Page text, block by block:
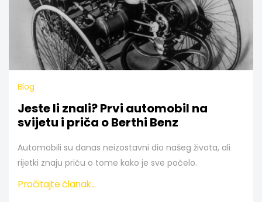
Blog
Jeste li znali? Prvi automobil na
svijetu i priča o Berthi Benz
Automobili su danas neizostavni dio našeg života, ali
rijetki znaju priču o tome kako je sve počelo.
Pročitajte članak...